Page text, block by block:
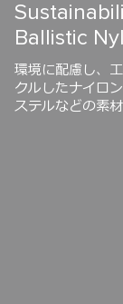
Ballistic
環境に配慮し、
クルしたナイロ
ステルなどの素